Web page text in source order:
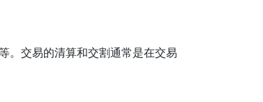
。交易的清算和交割通常是在交易